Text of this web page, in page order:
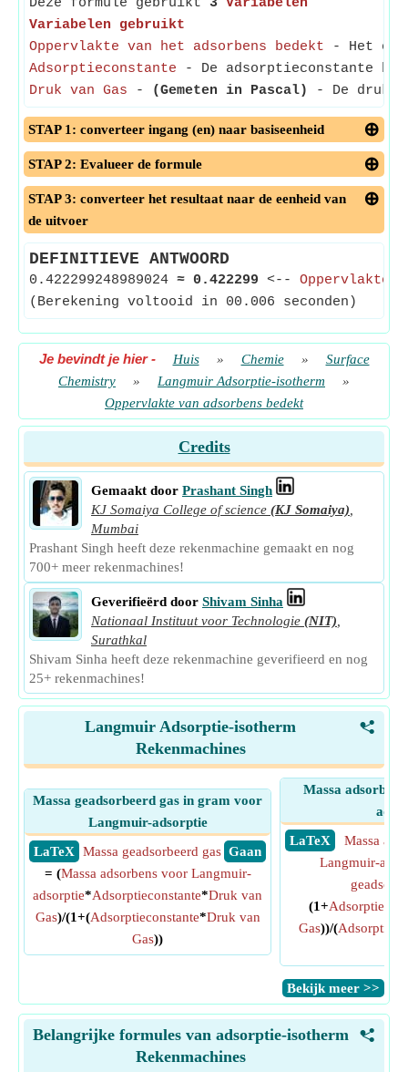
Deze formule gebruikt 3 Variabelen
Variabelen gebruikt
Oppervlakte van het adsorbens bedekt - Het
Adsorptieconstante - De adsorptieconstante
Druk van Gas - (Gemeten in Pascal) - De druk
STAP 1: converteer ingang (en) naar basiseenheid
STAP 2: Evalueer de formule
STAP 3: converteer het resultaat naar de eenheid van
de uitvoer
DEFINITIEVE ANTWOORD
0.422299248989024 ≈ 0.422299 <-- Oppervlakte
(Berekening voltooid in 00.006 seconden)
Je bevindt je hier- Huis » Chemie »
Surface
Chemistry
» Langmuir Adsorptie-isotherm
»
Oppervlakte van adsorbens bedekt
Credits
Gemaakt door Prashant Singh
KJ Somaiya College of science (KJ Somaiya)
Mumbai
Prashant Singh heeft deze rekenmachine gemaakt en nog
700+ meer rekenmachines!
Geverifieërd door Shivam Sinha
Nationaal Instituut voor Technologie (NIT)
Surathkal
Shivam Sinha heeft deze rekenmachine geverifieerd en nog
25+ rekenmachines!
<
Langmuir Adsorptie-isotherm
Rekenmachines
Massa geadsorbeerd gas in gram voor
Langmuir-adsorptie
​ LaTeX
​ Gaan
Massa geadsorbeerd gas
= (Massa adsorbens voor Langmuir-
adsorptie*Adsorptieconstante*Druk van
Gas)/(1+(Adsorptieconstante*Druk van
Gas))
Massa
​ LaTeX
Massa
Langmuir-
(1+
Gas))/(
​Bekijk meer >>
<
Belangrijke formules van adsorptie-isotherm
Rekenmachines